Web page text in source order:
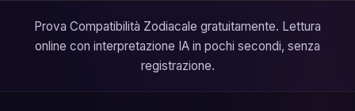
Prova Compatibilità Zodiacale gratuitamente. Lettura
online con interpretazione IA in pochi secondi, senza
registrazione.